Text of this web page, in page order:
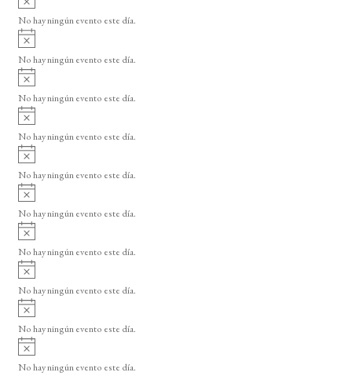
d
e
E
v
e
n
t
o
s
s
o
v
i
o
No hay ningún evento este día.
A
v
i
o
No hay ningún evento este día.
A
v
i
o
No hay ningún evento este día.
A
v
i
o
No hay ningún evento este día.
A
v
i
o
No hay ningún evento este día.
A
v
i
o
No hay ningún evento este día.
A
v
i
o
No hay ningún evento este día.
A
v
i
o
No hay ningún evento este día.
A
v
i
o
No hay ningún evento este día.
A
v
i
No hay ningún evento este día.